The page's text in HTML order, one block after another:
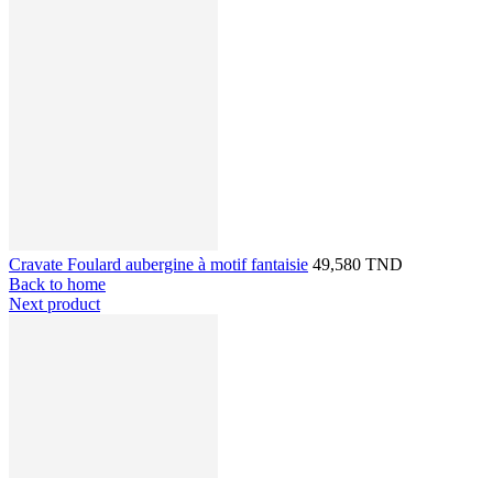
Cravate Foulard aubergine à motif fantaisie 49,580 TND
Back to home
Next product